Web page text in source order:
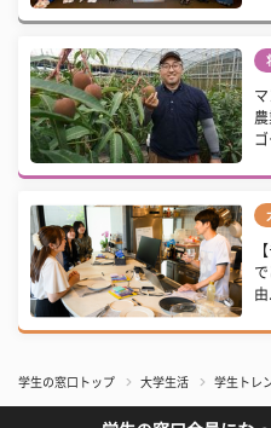
ゴ
由
学生の窓口トップ 大学生活 学生トレ